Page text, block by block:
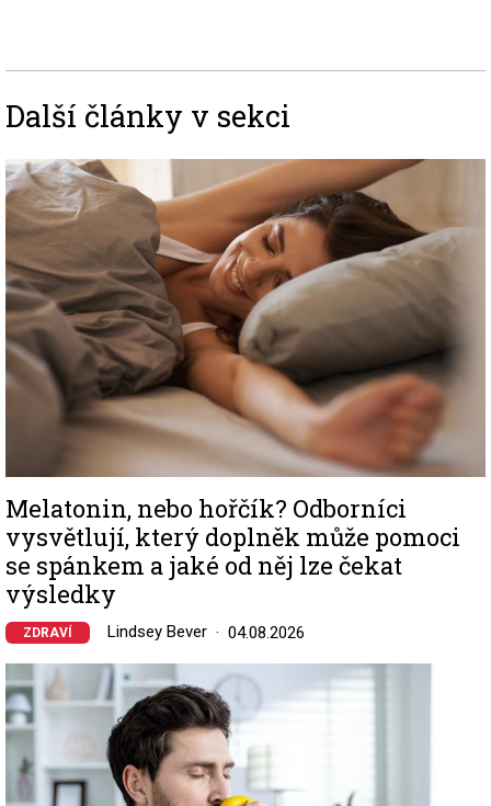
Další články v sekci
Image
Melatonin, nebo hořčík? Odborníci
vysvětlují, který doplněk může pomoci
se spánkem a jaké od něj lze čekat
výsledky
ZDRAVÍ Lindsey Bever 04.08.2026
Image